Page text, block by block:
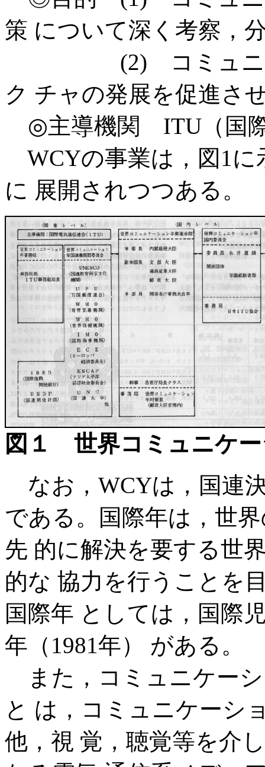
策 について深く考察，
(2) コミュニケ-シ
ク チャの発展を促進さ
◎主導機関 ITU（国際
WCYの事業は，図1に
に 展開されつつある。
図１ 世界コミュニケー
なお，WCYは，国連
である。国際年は，世
先 的に解決を要する世
的な 協力を行うことを
国際年 としては，国際
年（1981年） がある。
また，コミュニケー
と は，コミュニケーシ
他，視 覚，聴覚等を介